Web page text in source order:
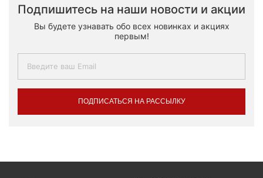
Подпишитесь на наши новости и акции
Вы будете узнавать обо всех новинках и акциях
первым!
ПОДПИСАТЬСЯ НА РАССЫЛКУ